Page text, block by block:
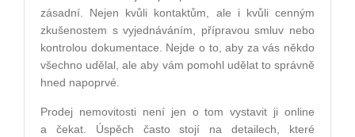
zásadní. Nejen kvůli kontaktům, ale i kvůli cenným
zkušenostem s vyjednáváním, přípravou smluv nebo
kontrolou dokumentace. Nejde o to, aby za vás někdo
všechno udělal, ale aby vám pomohl udělat to správně
hned napoprvé.
Prodej nemovitosti není jen o tom vystavit ji online
a čekat. Úspěch často stojí na detailech, které